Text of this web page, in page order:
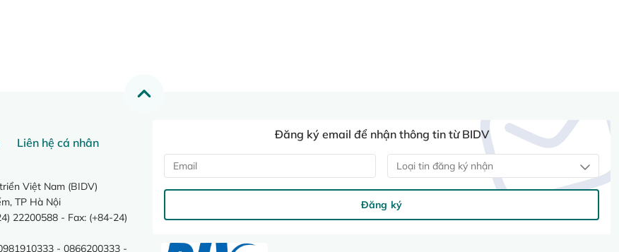
Liên hệ cá nhân
Việt Nam (BIDV)
TP Hà Nội
22200588 - Fax: (+84-24)
- 0866200333 -
Đăng ký email để nhận thông tin từ BIDV
Loại tin đăng ký nhận
Đăng ký